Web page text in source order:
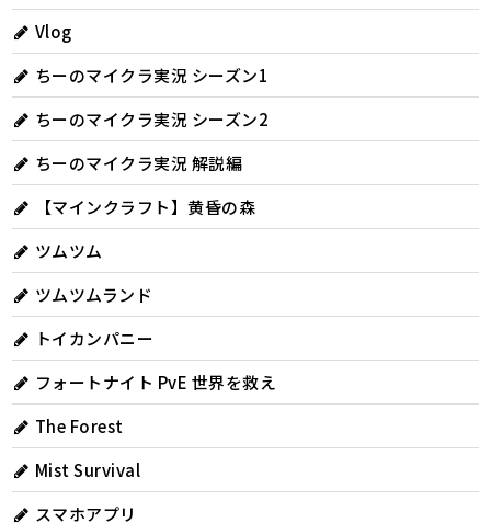
Vlog
ちーのマイクラ実況 シーズン1
ちーのマイクラ実況 シーズン2
ちーのマイクラ実況 解説編
【マインクラフト】黄昏の森
ツムツム
ツムツムランド
トイカンパニー
フォートナイト PvE 世界を救え
The Forest
Mist Survival
スマホアプリ